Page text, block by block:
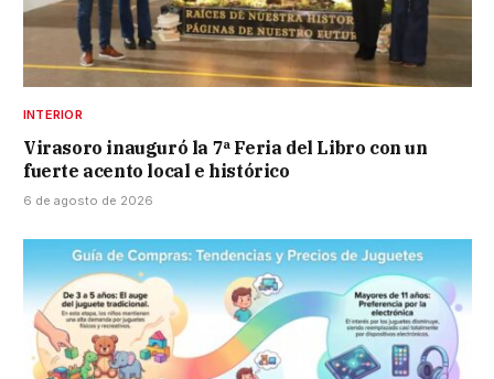
INTERIOR
Virasoro inauguró la 7ª Feria del Libro con un
fuerte acento local e histórico
6 de agosto de 2026